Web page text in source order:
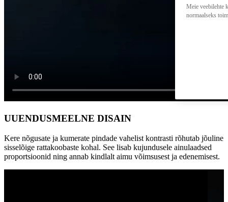
UUENDUSMEELNE DISAIN
Kere nõgusate ja kumerate pindade vahelist kontrasti rõhutab jõuline
sisselõige rattakoobaste kohal. See lisab kujundusele ainulaadsed
proportsioonid ning annab kindlalt aimu võimsusest ja edenemisest.
0:00 / 0:00
Meie veebilehte
normaalseks